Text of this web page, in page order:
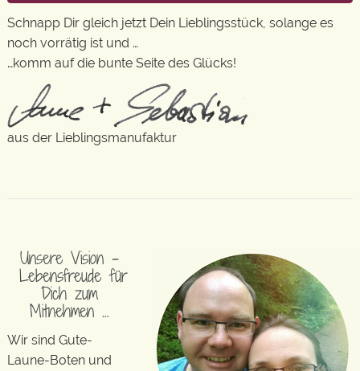
Schnapp Dir gleich jetzt Dein Lieblingsstück, solange es
noch vorrätig ist und …
…komm auf die bunte Seite des Glücks!
aus der Lieblingsmanufaktur
Unsere Vision –
Lebensfreude für
Dich zum
Mitnehmen …
Wir sind Gute-
Laune-Boten und